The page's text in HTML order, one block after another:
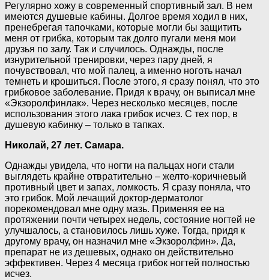
Регулярно хожу в современный спортивный зал. В нем
имеются душевые кабины. Долгое время ходил в них,
пренебрегая тапочками, которые могли бы защитить
меня от грибка, которым так долго пугали меня мои
друзья по залу. Так и случилось. Однажды, после
изнурительной тренировки, через пару дней, я
почувствовал, что мой палец, а именно ноготь начал
темнеть и крошиться. После этого, я сразу понял, что это
грибковое заболевание. Придя к врачу, он выписал мне
«Экзоролфинлак». Через несколько месяцев, после
использования этого лака грибок исчез. С тех пор, в
душевую кабинку – только в тапках.
Николай, 27 лет. Самара.
Однажды увидела, что ногти на пальцах ноги стали
выглядеть крайне отвратительно – желто-коричневый
противный цвет и запах, ломкость. Я сразу поняла, что
это грибок. Мой лечащий доктор-дерматолог
порекомендовал мне одну мазь. Применяя ее на
протяжении почти четырех недель, состояние ногтей не
улучшалось, а становилось лишь хуже. Тогда, придя к
другому врачу, он назначил мне «Экзоролфин». Да,
препарат не из дешевых, однако он действительно
эффективен. Через 4 месяца грибок ногтей полностью
исчез.